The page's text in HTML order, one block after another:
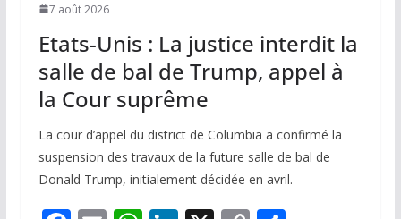
7 août 2026
Etats-Unis : La justice interdit la
salle de bal de Trump, appel à
la Cour suprême
La cour d’appel du district de Columbia a confirmé la
suspension des travaux de la future salle de bal de
Donald Trump, initialement décidée en avril.